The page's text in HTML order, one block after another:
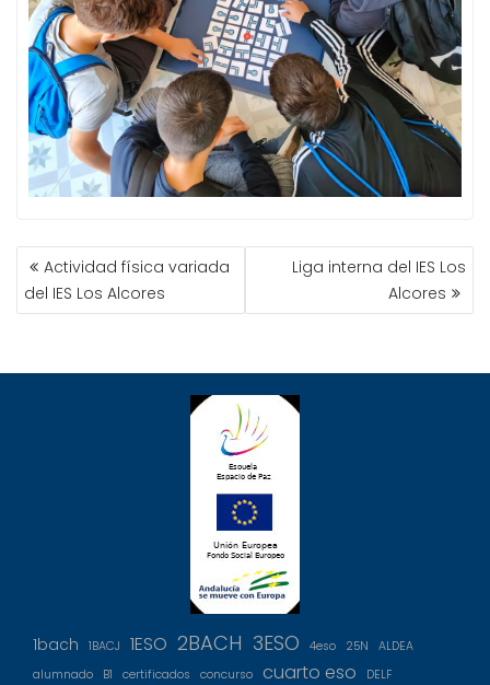
NAVEGACIÓN
DE
ENTRADAS
Actividad física variada
del IES Los Alcores
Liga interna del IES Los
Alcores
1bach 1BACJ 1ESO 2BACH 3ESO 4eso 25N
ALDEA
alumnado
B1 certificados concurso cuarto eso
DELF